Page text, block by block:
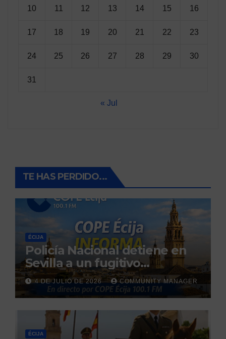
10 11 12 13 14 15 16
17 18 19 20 21 22 23
24 25 26 27 28 29 30
31
« Jul
TE HAS PERDIDO...
ÉCIJA
Policía Nacional detiene en
Sevilla a un fugitivo
reclamado por narcotráfico
tras no regresar a prisión
durante un permiso
penitenciario
4 DE JULIO DE 2026 COMMUNITY MANAGER
ÉCIJA